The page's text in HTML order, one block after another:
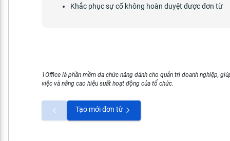
Khắc phục sự cố không hoàn duyệt được đơn từ
1Office là phần mềm đa chức năng dành cho quản trị doanh nghiệp,
việc và nâng cao hiệu suất hoạt động của tổ chức.
Tạo mới đơn từ